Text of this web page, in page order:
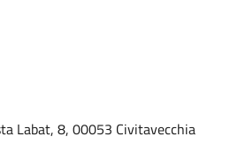
Labat, 8, 00053 Civitavecchia